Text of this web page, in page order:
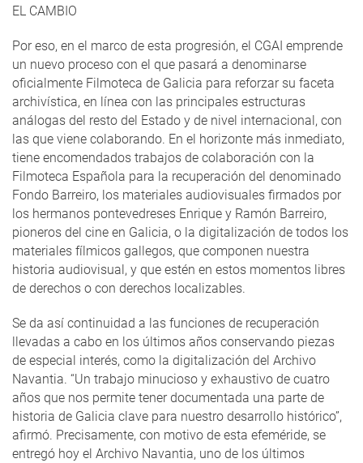
EL CAMBIO
Por eso, en el marco de esta progresión, el CGAI emprende
un nuevo proceso con el que pasará a denominarse
oficialmente Filmoteca de Galicia para reforzar su faceta
archivística, en línea con las principales estructuras
análogas del resto del Estado y de nivel internacional, con
las que viene colaborando. En el horizonte más inmediato,
tiene encomendados trabajos de colaboración con la
Filmoteca Española para la recuperación del denominado
Fondo Barreiro, los materiales audiovisuales firmados por
los hermanos pontevedreses Enrique y Ramón Barreiro,
pioneros del cine en Galicia, o la digitalización de todos los
materiales fílmicos gallegos, que componen nuestra
historia audiovisual, y que estén en estos momentos libres
de derechos o con derechos localizables.
Se da así continuidad a las funciones de recuperación
llevadas a cabo en los últimos años conservando piezas
de especial interés, como la digitalización del Archivo
Navantia. “Un trabajo minucioso y exhaustivo de cuatro
años que nos permite tener documentada una parte de
historia de Galicia clave para nuestro desarrollo histórico”,
afirmó. Precisamente, con motivo de esta efeméride, se
entregó hoy el Archivo Navantia, uno de los últimos